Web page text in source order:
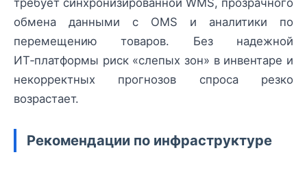
обмена данными с OMS и аналитики по
перемещению товаров. Без надежной
ИТ‑платформы риск «слепых зон» в инвентаре и
некорректных прогнозов спроса резко
возрастает.
Рекомендации по инфраструктуре